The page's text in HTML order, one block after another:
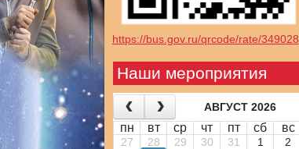
https://bus.gov.ru/qrcode/rate/349028
Наши мероприятия
АВГУСТ 2026
пн вт ср чт пт сб вс
27 28 29 30 31 1 2